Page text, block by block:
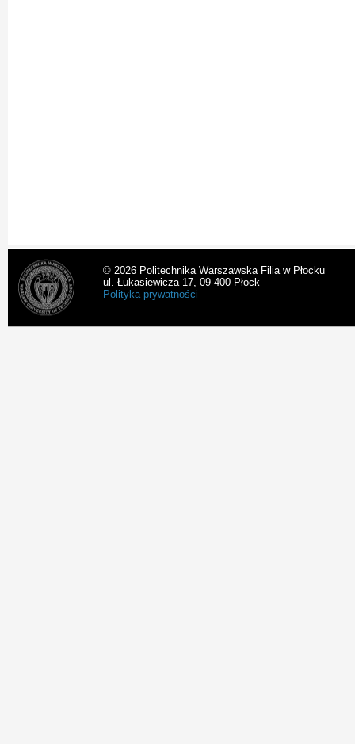
© 2026 Politechnika Warszawska Filia w Płocku
ul. Łukasiewicza 17, 09-400 Płock
Polityka prywatności